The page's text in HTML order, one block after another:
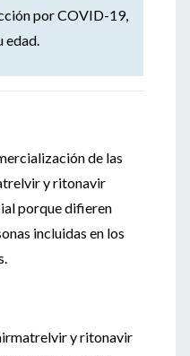
por COVID-19,
edad.
de las
y ritonavir
porque difieren
incluidas en los
y ritonavir